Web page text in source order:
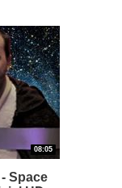
08:05
Space